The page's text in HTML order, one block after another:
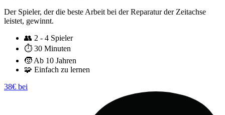
Der Spieler, der die beste Arbeit bei der Reparatur der Zeitachse
leistet, gewinnt.
👥 2 - 4 Spieler
⏱️ 30 Minuten
🧒 Ab 10 Jahren
🧩 Einfach zu lernen
38€ bei